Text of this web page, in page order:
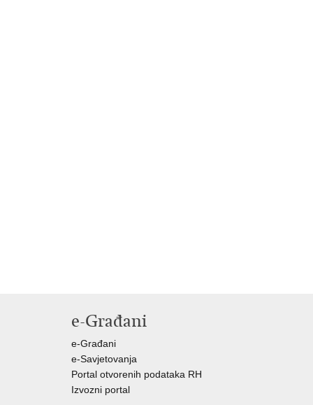
e-Građani
e-Građani
e-Savjetovanja
Portal otvorenih podataka RH
Izvozni portal